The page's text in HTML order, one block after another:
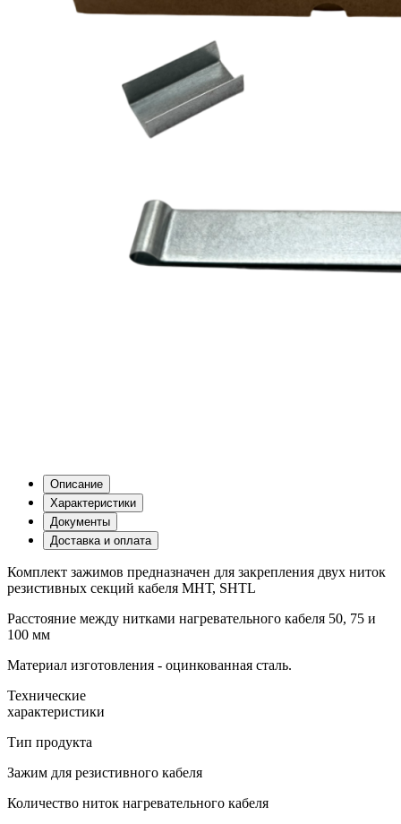
Описание
Характеристики
Документы
Доставка и оплата
Комплект зажимов предназначен для закрепления двух ниток
резистивных секций кабеля МНТ, SHTL
Расстояние между нитками нагревательного кабеля 50, 75 и
100 мм
Материал изготовления - оцинкованная сталь.
Технические
характеристики
Тип продукта
Зажим для резистивного кабеля
Количество ниток нагревательного кабеля